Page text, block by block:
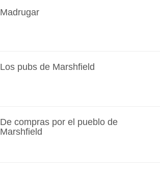
Madrugar
Los pubs de Marshfield
De compras por el pueblo de
Marshfield